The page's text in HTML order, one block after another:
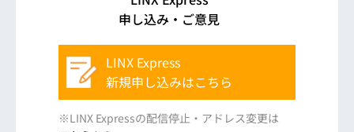
申し込み・ご意見
LINX Express
新規申し込みはこちら
※LINX Expressの配信停止・アドレス変更は